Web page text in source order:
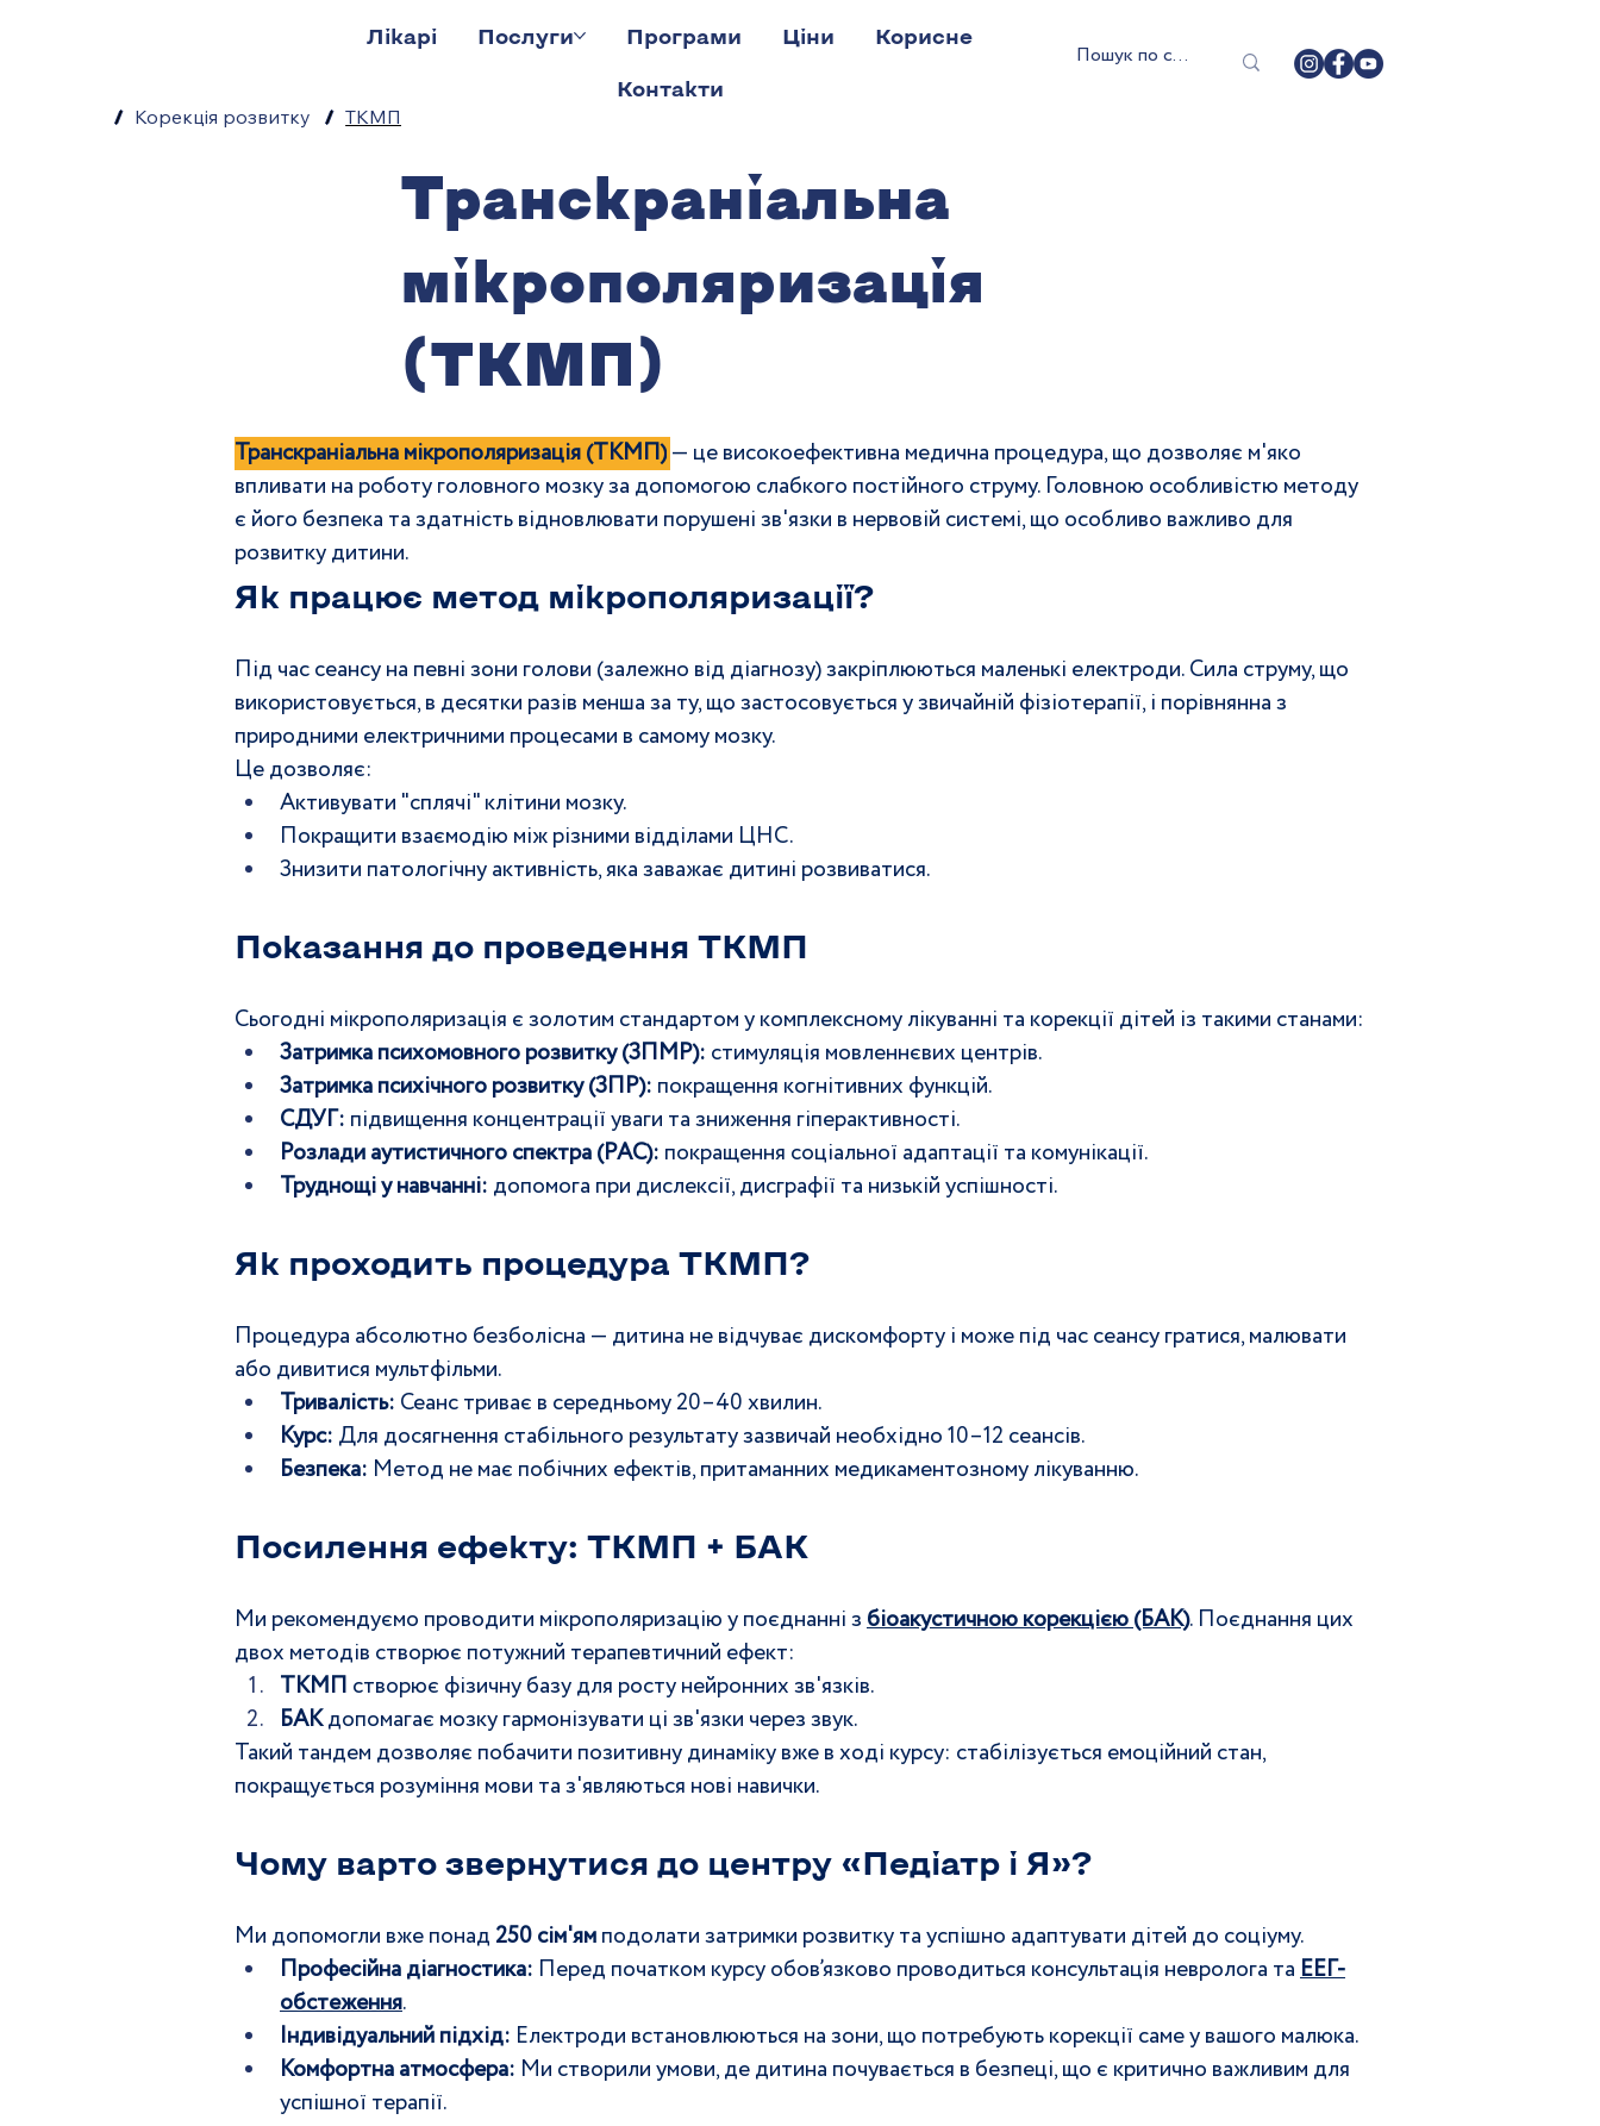
Лікарі Послуги Програми Ціни
Корисне
Контакти
/ Корекція розвитку / ТКМП
Транскраніальна
мікрополяризація
(ТКМП)
Транскраніальна мікрополяризація (ТКМП)— це високоефективна медична процедура, що дозволяє м'яко
впливати на роботу головного мозку за допомогою слабкого постійного струму. Головною особливістю методу
є його безпека та здатність відновлювати порушені зв'язки в нервовій системі, що особливо важливо для
розвитку дитини.
Як працює метод мікрополяризації?
Під час сеансу на певні зони голови (залежно від діагнозу) закріплюються маленькі електроди. Сила струму, що
використовується, в десятки разів менша за ту, що застосовується у звичайній фізіотерапії, і порівнянна з
природними електричними процесами в самому мозку.
Це дозволяє:
Активувати "сплячі" клітини мозку.
Покращити взаємодію між різними відділами ЦНС.
Знизити патологічну активність, яка заважає дитині розвиватися.
Показання до проведення ТКМП
Сьогодні мікрополяризація є золотим стандартом у комплексному лікуванні та корекції дітей із такими станами:
Затримка психомовного розвитку (ЗПМР): стимуляція мовленнєвих центрів.
Затримка психічного розвитку (ЗПР): покращення когнітивних функцій.
СДУГ: підвищення концентрації уваги та зниження гіперактивності.
Розлади аутистичного спектра (РАС): покращення соціальної адаптації та комунікації.
Труднощі у навчанні: допомога при дислексії, дисграфії та низькій успішності.
Як проходить процедура ТКМП?
Процедура абсолютно безболісна — дитина не відчуває дискомфорту і може під час сеансу гратися, малювати
або дивитися мультфільми.
Тривалість: Сеанс триває в середньому 20–40 хвилин.
Курс: Для досягнення стабільного результату зазвичай необхідно 10–12 сеансів.
Безпека: Метод не має побічних ефектів, притаманних медикаментозному лікуванню.
Посилення ефекту: ТКМП + БАК
Ми рекомендуємо проводити мікрополяризацію у поєднанні з біоакустичною корекцією (БАК). Поєднання цих
двох методів створює потужний терапевтичний ефект:
ТКМП створює фізичну базу для росту нейронних зв'язків.
БАК допомагає мозку гармонізувати ці зв'язки через звук.
Такий тандем дозволяє побачити позитивну динаміку вже в ході курсу: стабілізується емоційний стан,
покращується розуміння мови та з'являються нові навички.
Чому варто звернутися до центру «Педіатр і Я»?
Ми допомогли вже понад 250 сім'ям подолати затримки розвитку та успішно адаптувати дітей до соціуму.
Професійна діагностика: Перед початком курсу обов’язково проводиться консультація невролога та ЕЕГ-
обстеження.
Індивідуальний підхід: Електроди встановлюються на зони, що потребують корекції саме у вашого малюка.
Комфортна атмосфера: Ми створили умови, де дитина почувається в безпеці, що є критично важливим для
успішної терапії.